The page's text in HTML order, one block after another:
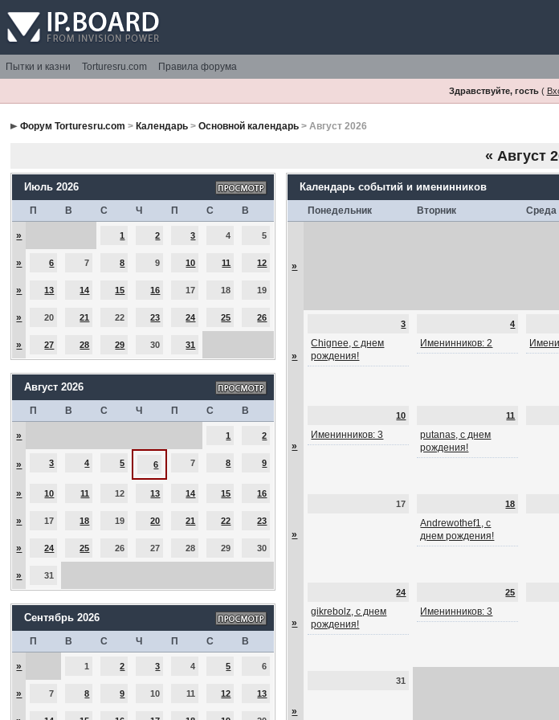
Пытки и казни Torturesru.com Правила форума
Здравствуйте, гость(
Форум Torturesru.com > Календарь >Основной календарь > Август 2026
« Август
Июль 2026
П В С Ч П С В
» 1 2 3 4 5
» 6 7 8 9 10 11 12
» 13 14 15 16 17 18 19
» 20 21 22 23 24 25 26
» 27 28 29 30 31
Август 2026
П В С Ч П С В
» 1 2
» 3 4 5 6 7 8 9
» 10 11 12 13 14 15 16
» 17 18 19 20 21 22 23
» 24 25 26 27 28 29 30
» 31
Сентябрь 2026
П В С Ч П С В
» 1 2 3 4 5 6
» 7 8 9 10 11 12 13
Календарь событий и именинников
Понедельник Вторник Среда
»
»
3
Chignee, с днем
рождения!
4
Именинников: 2
»
10
Именинников: 3
11
putanas, с днем
рождения!
»
17 18
Andrewothef1, с
днем рождения!
»
24
gikrebolz, с днем
рождения!
25
Именинников: 3
»
31